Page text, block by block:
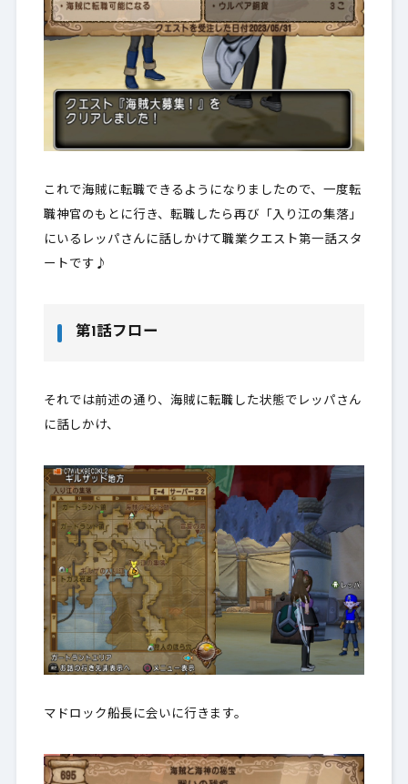
これで海賊に転職できるようになりましたので、一度転
職神官のもとに行き、転職したら再び「入り江の集落」
にいるレッパさんに話しかけて職業クエスト第一話スタ
ートです♪
第1話フロー
それでは前述の通り、海賊に転職した状態でレッパさん
に話しかけ、
マドロック船長に会いに行きます。